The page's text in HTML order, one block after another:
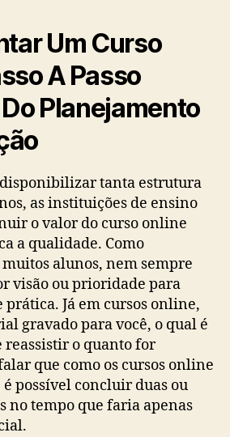
Um Curso
A Passo
Planejamento
tanta estrutura
as instituições de ensino
o valor do curso online
a qualidade. Como
alunos, nem sempre
visão ou prioridade para
Já em cursos online,
gravado para você, o qual é
reassistir o quanto for
que como os cursos online
é possível concluir duas ou
no tempo que faria apenas